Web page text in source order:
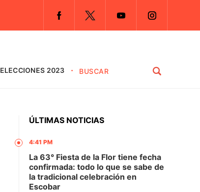
ELECCIONES 2023
ÚLTIMAS NOTICIAS
4:41 PM
La 63° Fiesta de la Flor tiene fecha
confirmada: todo lo que se sabe de
la tradicional celebración en
Escobar